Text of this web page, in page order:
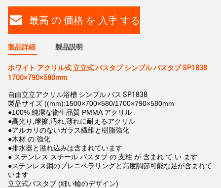
最高 の 価格 を 入手 する
製品詳細 製品説明
ホワイト アクリル式 立立式 バスタブ シンプル バスタブ SP1838
1700×790×580mm
自由立立アクリル浴槽 シンプル バス SP1838
製品サイズ ((mm):1500×700×580/1700×790×580mm
●100% 純潔な衛生品質 PMMA アクリル
●高光り,摩擦,汚れ,薄れに耐えるアクリル
●アルカリのないガラス繊維と樹脂強化
●木材 の 強化
●排水器と溢れ込みは含まれています
● ステンレス スチール バスタブ の 支柱 が 含まれ て い ます
●ステンレス鋼のプレニベラリングと高度調節可能な足が含まれて
います
立立式バスタブ (細い輪のデザイン)